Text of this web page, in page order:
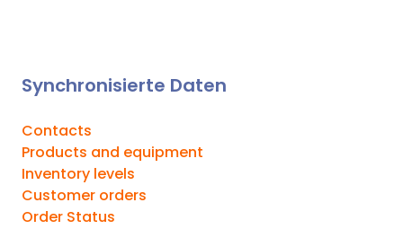
Synchronisierte Daten
Contacts
Products and equipment
Inventory levels
Customer orders
Order Status